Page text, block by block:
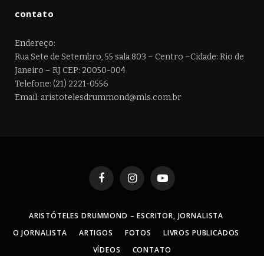
contato
Endereço:
Rua Sete de Setembro, 55 sala 803 – Centro –Cidade: Rio de
Janeiro – RJ CEP: 20050-004
Telefone: (21) 2221-0556
Email: aristotelesdrummond@mls.com.br
FacebookInstagramYouTube
ARISTÓTELES DRUMMOND – ESCRITOR, JORNALISTA
O JORNALISTA
ARTIGOS FOTOS
LIVROS PUBLICADOS
VÍDEOS
CONTATO